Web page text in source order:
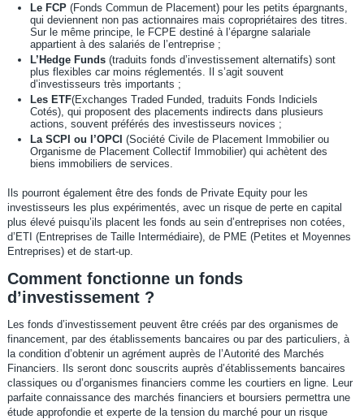
Le FCP (Fonds Commun de Placement) pour les petits épargnants,
qui deviennent non pas actionnaires mais copropriétaires des titres.
Sur le même principe, le FCPE destiné à l’épargne salariale
appartient à des salariés de l’entreprise ;
L’Hedge Funds(traduits fonds d’investissement alternatifs) sont
plus flexibles car moins réglementés. Il s’agit souvent
d’investisseurs très importants ;
Les ETF(Exchanges Traded Funded, traduits Fonds Indiciels
Cotés), qui proposent des placements indirects dans plusieurs
actions, souvent préférés des investisseurs novices ;
La SCPI ou l’OPCI (Société Civile de Placement Immobilier ou
Organisme de Placement Collectif Immobilier) qui achètent des
biens immobiliers de services.
Ils pourront également être des fonds de Private Equity pour les
investisseurs les plus expérimentés, avec un risque de perte en capital
plus élevé puisqu’ils placent les fonds au sein d’entreprises non cotées,
d’ETI (Entreprises de Taille Intermédiaire), de PME (Petites et Moyennes
Entreprises) et de start-up.
Comment fonctionne un fonds
d’investissement ?
Les fonds d’investissement peuvent être créés par des organismes de
financement, par des établissements bancaires ou par des particuliers, à
la condition d’obtenir un agrément auprès de l’Autorité des Marchés
Financiers. Ils seront donc souscrits auprès d’établissements bancaires
classiques ou d’organismes financiers comme les courtiers en ligne. Leur
parfaite connaissance des marchés financiers et boursiers permettra une
étude approfondie et experte de la tension du marché pour un risque